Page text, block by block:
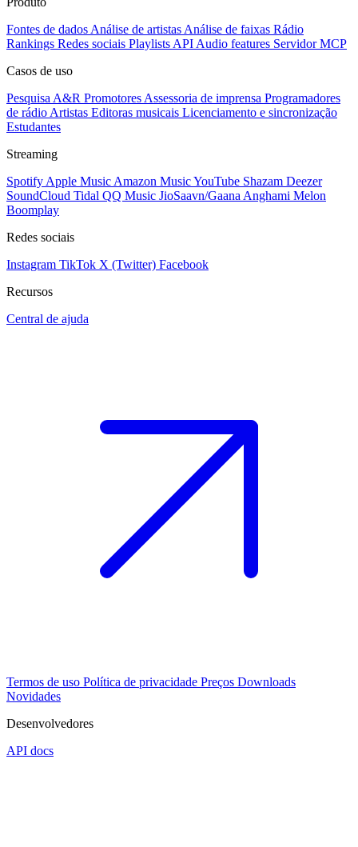
Fontes de dados Análise de artistas Análise de faixas Rádio
Rankings Redes sociais Playlists API Audio features Servidor MCP
Casos de uso
Pesquisa A&R Promotores Assessoria de imprensa Programadores
de rádio Artistas Editoras musicais Licenciamento e sincronização
Estudantes
Streaming
Spotify Apple Music Amazon MusicYouTube Shazam Deezer
SoundCloud Tidal QQ Music JioSaavn/Gaana Anghami Melon
Boomplay
Redes sociais
Instagram TikTok X (Twitter) Facebook
Recursos
Central de ajuda
Termos de uso Política de privacidade Preços Downloads
Novidades
Desenvolvedores
API docs